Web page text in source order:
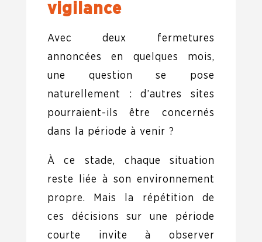
vigilance
Avec deux fermetures
annoncées en quelques mois,
une question se pose
naturellement : d’autres sites
pourraient-ils être concernés
dans la période à venir ?
À ce stade, chaque situation
reste liée à son environnement
propre. Mais la répétition de
ces décisions sur une période
courte invite à observer